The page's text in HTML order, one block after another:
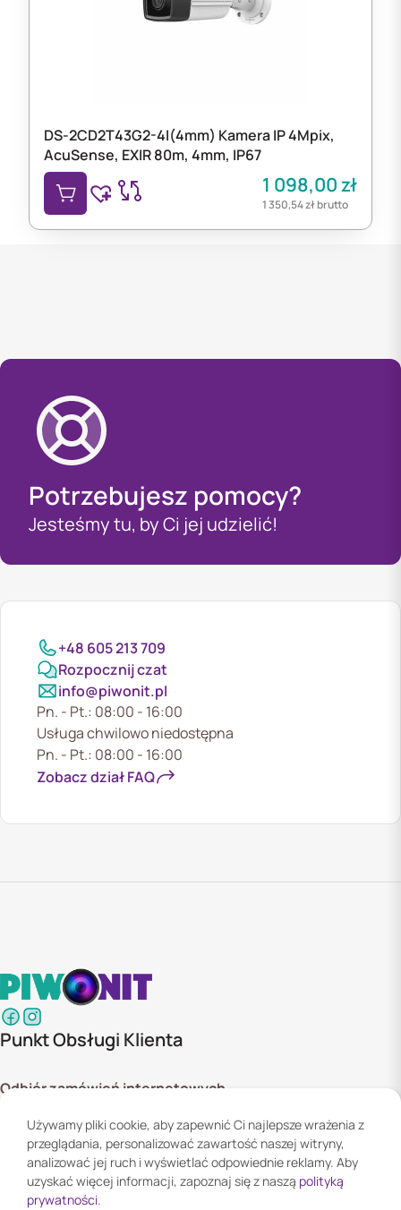
DS-2CD2T43G2-4I(4mm) Kamera IP 4Mpix,
AcuSense, EXIR 80m, 4mm, IP67
1 098,00zł
1 350,54złbrutto
Potrzebujesz pomocy?
Jesteśmy tu, by Ci jej udzielić!
+48 605 213 709
Rozpocznij czat
info@piwonit.pl
Pn. - Pt.: 08:00 - 16:00
Usługa chwilowo niedostępna
Pn. - Pt.: 08:00 - 16:00
Zobacz dział FAQ
Punkt Obsługi Klienta
Odbiór zamówień internetowych
02-285 Warszawa
Godziny otwarcia:
Pn. - Pt. 08:00 - 16:00
Używamy pliki cookie, aby zapewnić Ci najlepsze wrażenia z
przeglądania, personalizować zawartość naszej witryny,
analizować jej ruch i wyświetlać odpowiednie reklamy. Aby
uzyskać więcej informacji, zapoznaj się z naszą polityką
prywatności.